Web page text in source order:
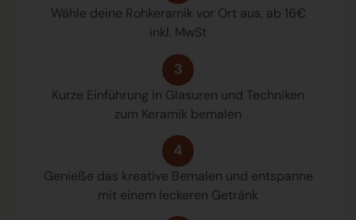
Wähle deine Rohkeramik vor Ort aus, ab 16€
inkl. MwSt
3
Kurze Einführung in Glasuren und Techniken
zum Keramik bemalen
4
Genieße das kreative Bemalen und entspanne
mit einem leckeren Getränk